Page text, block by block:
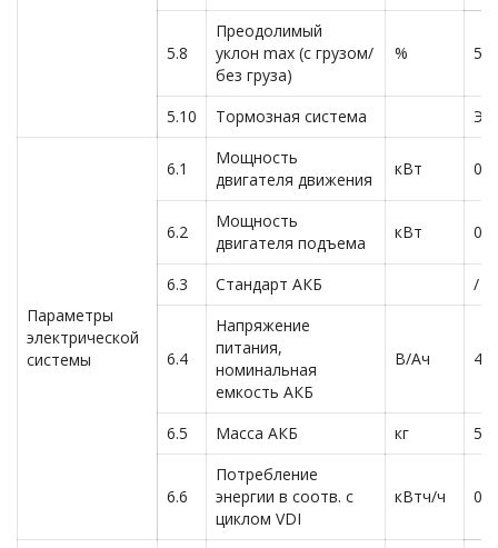
5.8
Преодолимый
уклон max (с грузом/
без груза)
% 5/
5.10 Тормозная система
Параметры
электрической
системы
6.1
Мощность
двигателя движения
кВт
6.2
Мощность
двигателя подъема
кВт 0.8
6.3 Стандарт АКБ /
6.4
Напряжение
питания,
номинальная
емкость АКБ
В/Ач
6.5 Масса АКБ кг 5
6.6
Потребление
энергии в соотв. с
циклом VDI
кВтч/ч 0.1